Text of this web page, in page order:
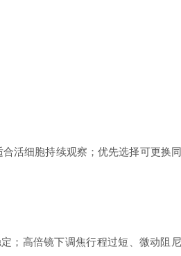
活细胞持续观察；优先选择可更换
；高倍镜下调焦行程过短、微动阻